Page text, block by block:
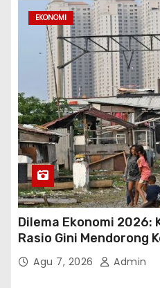
EKONOMI
Dilema Ekonomi 2026:
Rasio Gini Mendorong
Agu 7, 2026 Admin